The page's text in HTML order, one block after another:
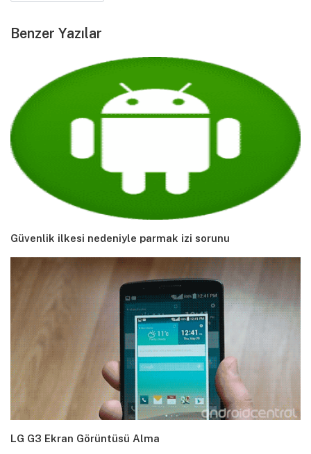
Benzer Yazılar
Güvenlik ilkesi nedeniyle parmak izi sorunu
LG G3 Ekran Görüntüsü Alma